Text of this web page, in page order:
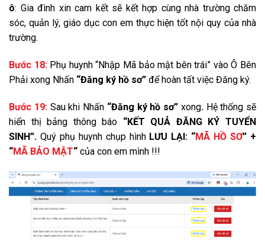
ô: Gia đình xin cam kết sẽ kết hợp cùng nhà trường chăm
sóc, quản lý, giáo dục con em thực hiện tốt nội quy của nhà
trường.
Bước 18: Phụ huynh “Nhập Mã bảo mật bên trái” vào Ô Bên
Phải xong Nhấn “Đăng ký hồ sơ” để hoàn tất việc Đăng ký.
Bước 19: Sau khi Nhấn “Đăng ký hồ sơ” xong. Hệ thống sẽ
hiển thị bảng thông báo “KẾT QUẢ ĐĂNG KÝ TUYỂN
SINH”. Quý phụ huynh chụp hình LƯU LẠI: “MÃ HỒ SƠ” +
“MÃ BẢO MẬT“ của con em mình !!!